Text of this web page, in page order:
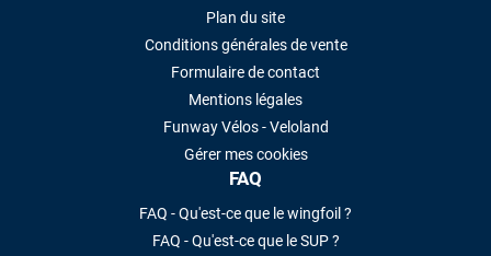
Plan du site
Conditions générales de vente
Formulaire de contact
Mentions légales
Funway Vélos - Veloland
Gérer mes cookies
FAQ
FAQ - Qu'est-ce que le wingfoil ?
FAQ - Qu'est-ce que le SUP ?